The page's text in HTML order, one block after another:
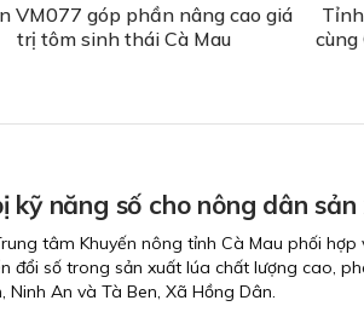
VM077 góp phần nâng cao giá
trị tôm sinh thái Cà Mau
kỹ năng số cho nông dân
tâm Khuyến nông tỉnh Cà Mau phối
đổi số trong sản xuất lúa chất lượng cao,
Ninh An và Tà Ben, Xã Hồng Dân.